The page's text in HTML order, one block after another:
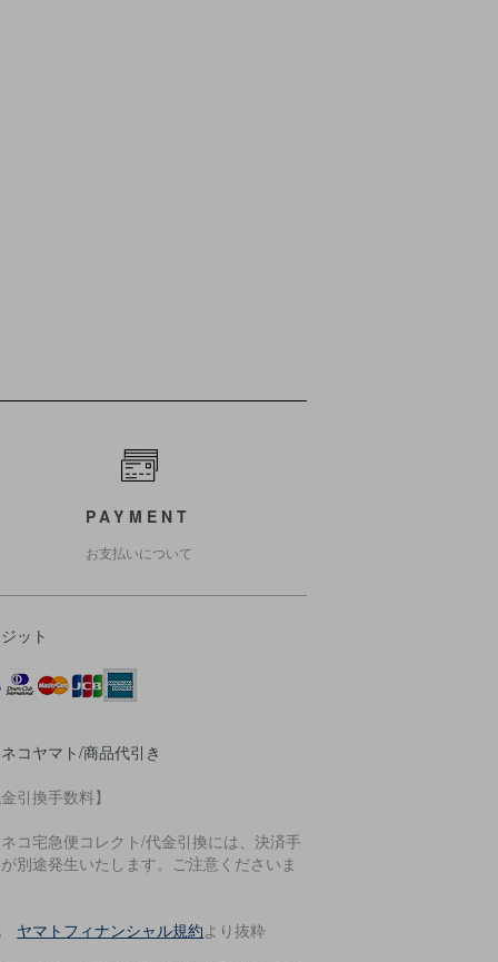
PAYMENT
お支払いについて
ット
コヤマト/商品代引き
金引換手数料】
コ宅急便コレクト/代金引換には、決済手
別途発生いたします。ご注意くださいま
ヤマトフィナンシャル規約より抜粋